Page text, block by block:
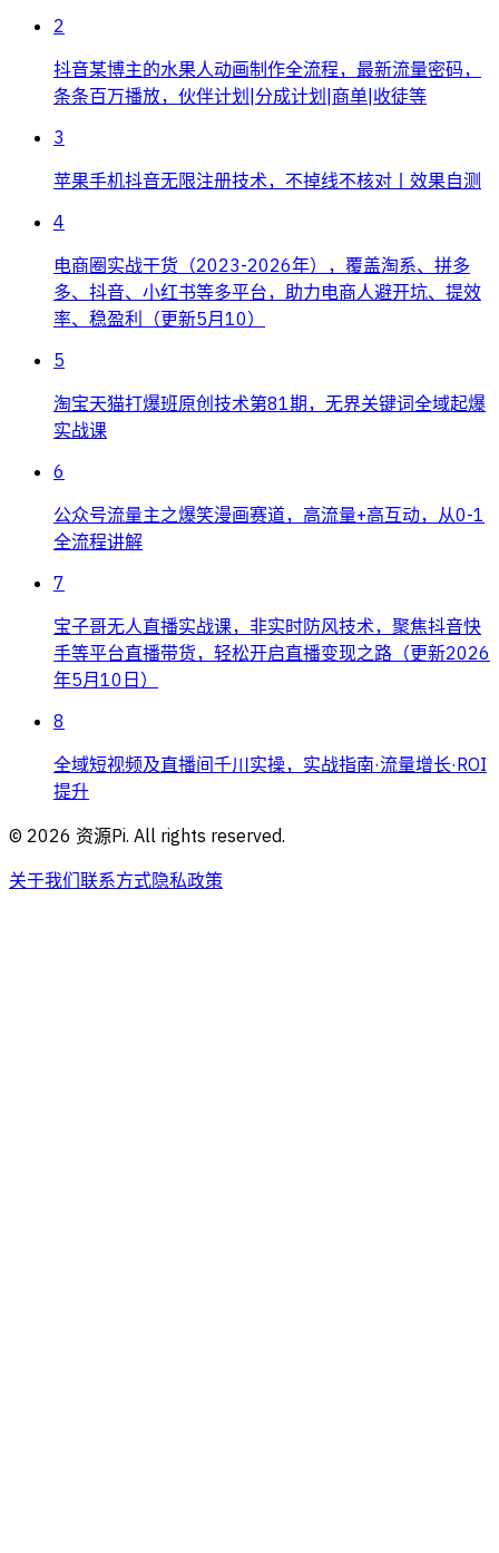
2
抖音某博主的水果人动画制作全流程，最新流量密码，
条条百万播放，伙伴计划|分成计划|商单|收徒等
3
苹果手机抖音无限注册技术，不掉线不核对丨效果自测
4
电商圈实战干货（2023-2026年），覆盖淘系、拼多
多、抖音、小红书等多平台，助力电商人避开坑、提效
率、稳盈利（更新5月10）
5
淘宝天猫打爆班原创技术第81期，无界关键词全域起爆
实战课
6
公众号流量主之爆笑漫画赛道，高流量+高互动，从0-1
全流程讲解
7
宝子哥无人直播实战课，非实时防风技术，聚焦抖音快
手等平台直播带货，轻松开启直播变现之路（更新2026
年5月10日）
8
全域短视频及直播间千川实操，实战指南·流量增长·ROI
提升
© 2026 资源Pi. All rights reserved.
关于我们联系方式隐私政策